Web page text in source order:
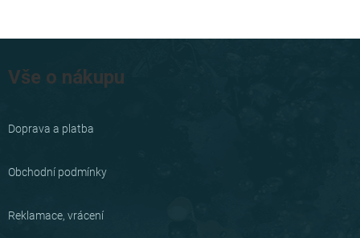
á
a
Vše o nákupu
Doprava a platba
Obchodní podmínky
Reklamace, vrácení